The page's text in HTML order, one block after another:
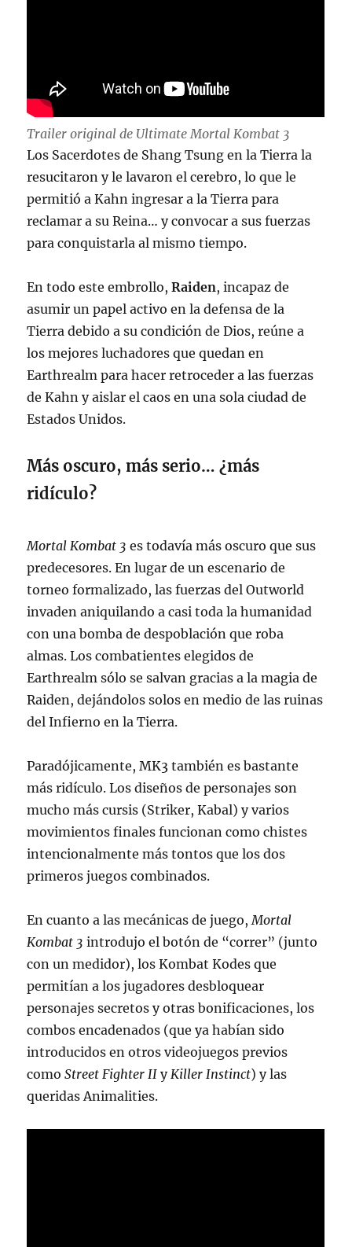
Trailer original de Ultimate Mortal Kombat 3
Los Sacerdotes de Shang Tsung en la Tierra la
resucitaron y le lavaron el cerebro, lo que le
permitió a Kahn ingresar a la Tierra para
reclamar a su Reina… y convocar a sus fuerzas
para conquistarla al mismo tiempo.
En todo este embrollo,Raiden, incapaz de
asumir un papel activo en la defensa de la
Tierra debido a su condición de Dios, reúne a
los mejores luchadores que quedan en
Earthrealm para hacer retroceder a las fuerzas
de Kahn y aislar el caos en una sola ciudad de
Estados Unidos.
Más oscuro, más serio… ¿más
ridículo?
Mortal Kombat 3 es todavía más oscuro que sus
predecesores. En lugar de un escenario de
torneo formalizado, las fuerzas del Outworld
invaden aniquilando a casi toda la humanidad
con una bomba de despoblación que roba
almas. Los combatientes elegidos de
Earthrealm sólo se salvan gracias a la magia de
Raiden, dejándolos solos en medio de las ruinas
del Infierno en la Tierra.
Paradójicamente, MK3 también es bastante
más ridículo. Los diseños de personajes son
mucho más cursis (Striker, Kabal) y varios
movimientos finales funcionan como chistes
intencionalmente más tontos que los dos
primeros juegos combinados.
En cuanto a las mecánicas de juego, Mortal
Kombat 3 introdujo el botón de “correr” (junto
con un medidor), los Kombat Kodes que
permitían a los jugadores desbloquear
personajes secretos y otras bonificaciones, los
combos encadenados (que ya habían sido
introducidos en otros videojuegos previos
comoStreet Fighter II y Killer Instinct) y las
queridas Animalities.